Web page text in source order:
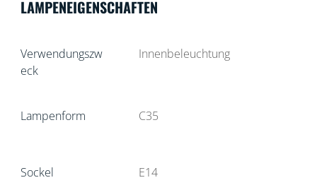
LAMPENEIGENSCHAFTEN
Verwendungszw
eck
Innenbeleuchtung
Lampenform C35
Sockel E14